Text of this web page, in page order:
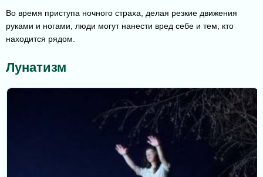
Во время приступа ночного страха, делая резкие движения
руками и ногами, люди могут нанести вред себе и тем, кто
находится рядом.
Лунатизм